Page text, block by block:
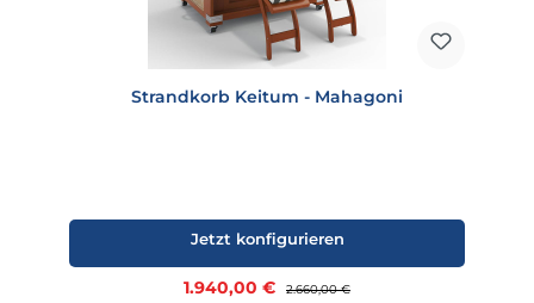
Strandkorb Keitum - Mahagoni
Verkaufspreis:
1.940,00 € Regulärer Preis:
2.660,00 €
Jetzt konfigurieren